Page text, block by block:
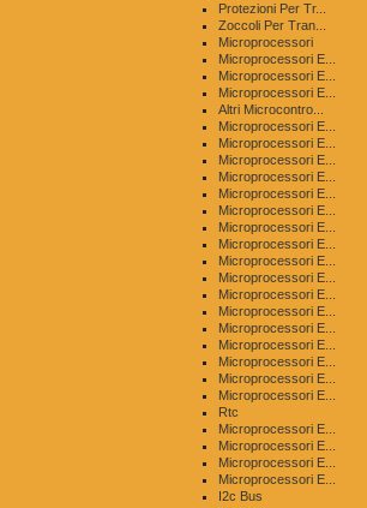
Protezioni Per Tr...
Zoccoli Per Tran...
Microprocessori
Microprocessori E...
Microprocessori E...
Microprocessori E...
Altri Microcontro...
Microprocessori E...
Microprocessori E...
Microprocessori E...
Microprocessori E...
Microprocessori E...
Microprocessori E...
Microprocessori E...
Microprocessori E...
Microprocessori E...
Microprocessori E...
Microprocessori E...
Microprocessori E...
Microprocessori E...
Microprocessori E...
Microprocessori E...
Microprocessori E...
Microprocessori E...
Rtc
Microprocessori E...
Microprocessori E...
Microprocessori E...
Microprocessori E...
I2c Bus